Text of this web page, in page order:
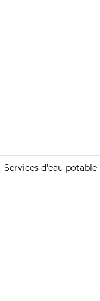
Services d'eau potable